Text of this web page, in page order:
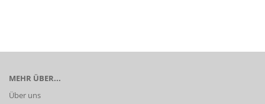
MEHR ÜBER...
Über uns